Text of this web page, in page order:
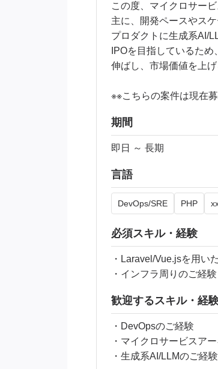
この度、マイクロサー
主に、開発ペースやス
プロダクトに生成系AI/
IPOを目指しているた
伸ばし、市場価値を上
※※こちらの案件は現在
期間
即日 ～ 長期
言語
DevOps/SRE PHP
必須スキル・経験
・Laravel/Vue.jsを用い
・インフラ周りのご経験
歓迎するスキル・経
・DevOpsのご経験
・マイクロサービスア
・生成系AI/LLMのご経験